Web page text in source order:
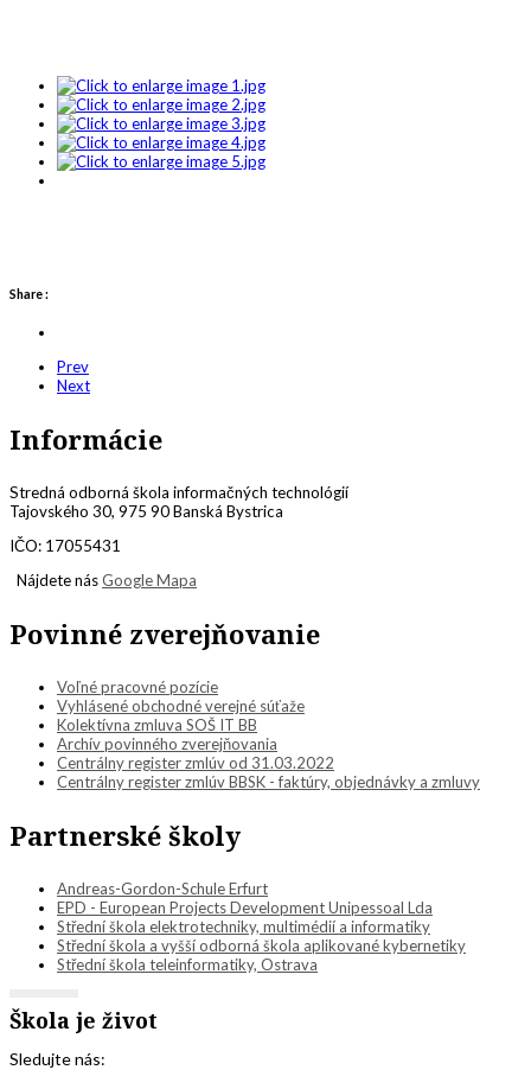
Share :
Prev
Next
Informácie
Stredná odborná škola informačných technológií
Tajovského 30, 975 90 Banská Bystrica
IČO: 17055431
Nájdete násGoogle Mapa
Povinné zverejňovanie
Voľné pracovné pozície
Vyhlásené obchodné verejné súťaže
Kolektívna zmluva SOŠ IT BB
Archív povinného zverejňovania
Centrálny register zmlúv od 31.03.2022
Centrálny register zmlúv BBSK - faktúry, objednávky a zmluvy
Partnerské školy
Andreas-Gordon-Schule Erfurt
EPD - European Projects Development Unipessoal Lda
Střední škola elektrotechniky, multimédií a informatiky
Střední škola a vyšší odborná škola aplikované kybernetiky
Střední škola teleinformatiky, Ostrava
Škola je život
Sledujte nás: